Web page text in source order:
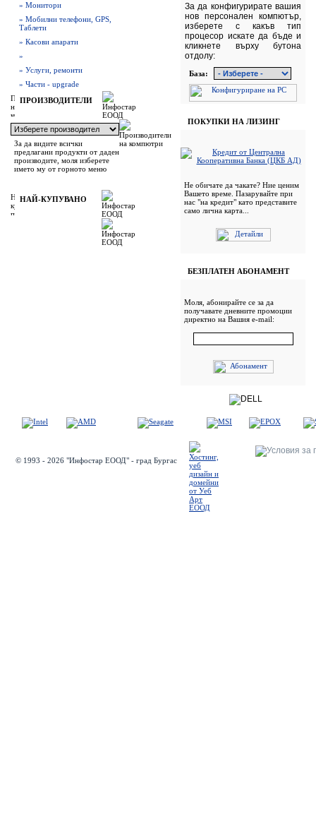
» Монитори
» Мобилни телефони, GPS,
Таблети
» Касови апарати
»
» Услуги, ремонти
» Части - upgrade
ПРОИЗВОДИТЕЛИ
За да видите всички
предлагани продукти от даден
производите, моля изберете
името му от горното меню
НАЙ-КУПУВАНО
За да конфигурирате вашия
нов персонален компютър,
изберете с какъв тип
процесор искате да бъде и
кликнете върху бутона
отдолу:
База:
ПОКУПКИ НА ЛИЗИНГ
Не обичате да чакате? Ние ценим
Вашето време. Пазарувайте при
нас "на кредит" като представите
само лична карта...
БЕЗПЛАТЕН АБОНАМЕНТ
Моля, абонирайте се за да
получавате дневните промоции
директно на Вашия e-mail:
© 1993 - 2026 "Инфостар ЕООД" - град Бургас